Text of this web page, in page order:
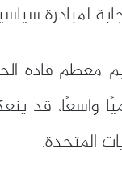
لمبادرة
معظم قادة
واسعًا، قد
المتحدة.